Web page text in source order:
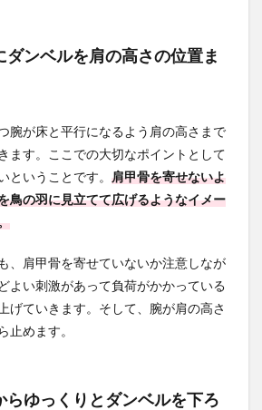
ダンベルを肩の高さの位置ま
腕が床と平行になるよう肩の高さまで
ます。ここでの大切なポイントとして
ということです。 肩甲骨を寄せないよ
鳥の羽に見立てて広げるようなイメー
、肩甲骨を寄せていないか注意しなが
よい刺激があって負荷がかかっている
げていきます。そして、腕が肩の高さ
止めます。
らゆっくりとダンベルを下ろ